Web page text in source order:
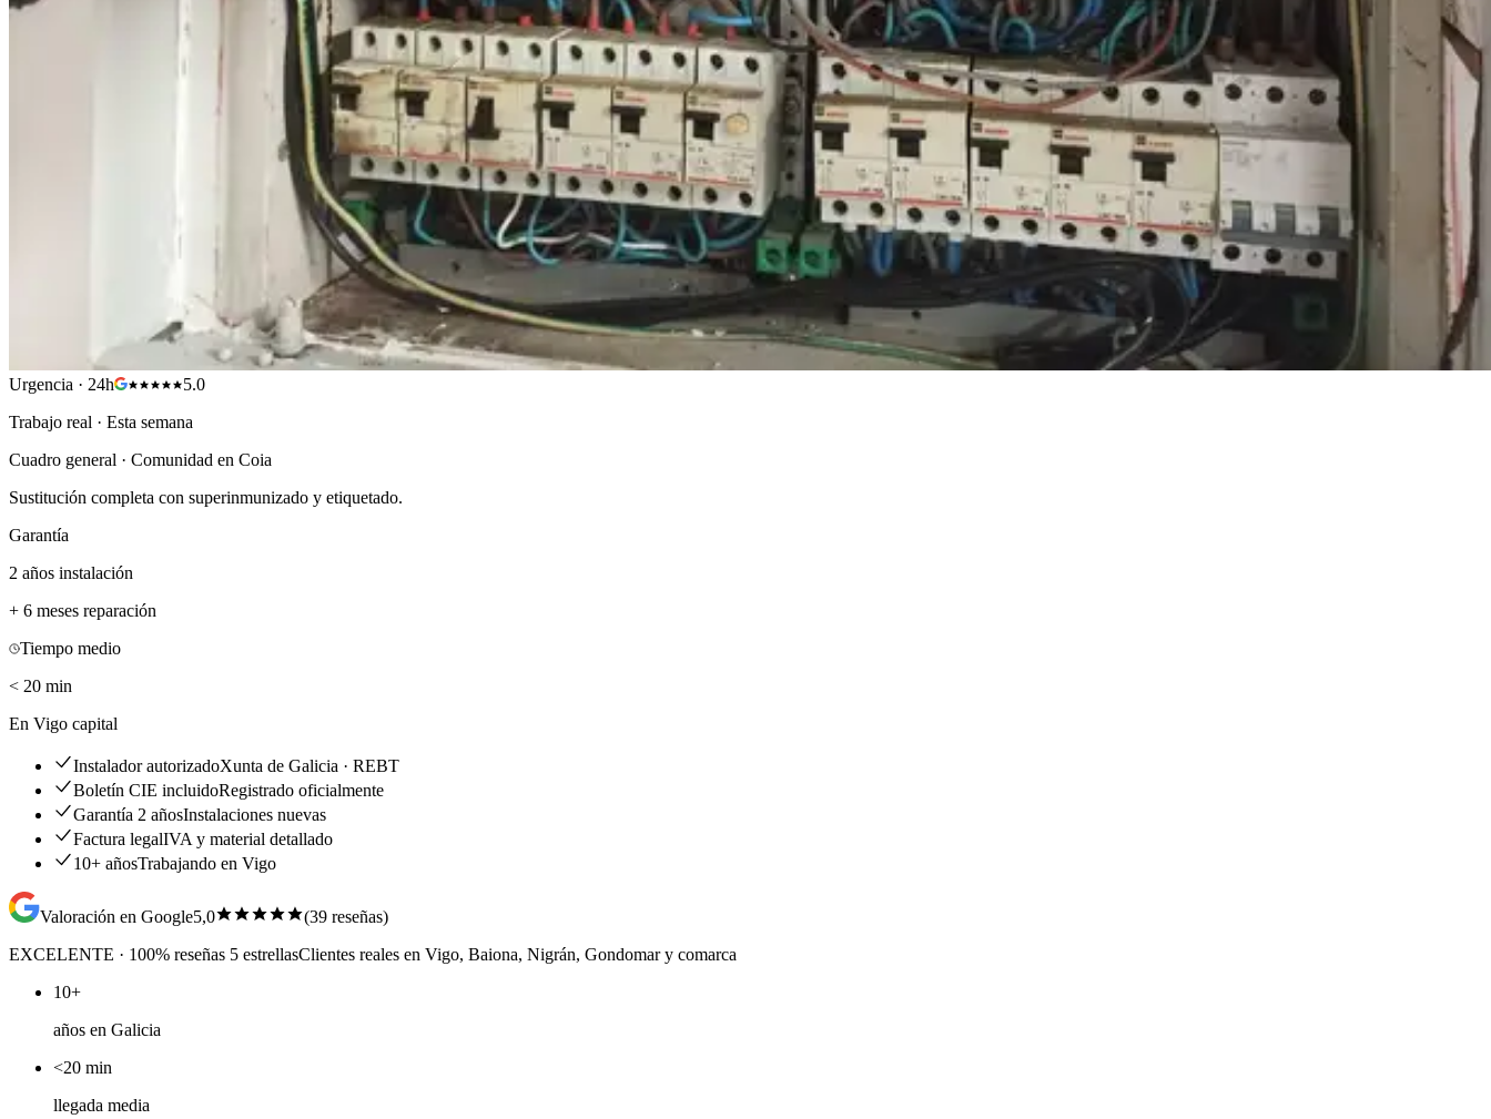
Urgencia · 24h
5.0
Trabajo real · Esta semana
Cuadro general · Comunidad en Coia
Sustitución completa con superinmunizado y etiquetado.
Garantía
2 años instalación
+ 6 meses reparación
Tiempo medio
< 20 min
En Vigo capital
Instalador autorizadoXunta de Galicia · REBT
Boletín CIE incluidoRegistrado oficialmente
Garantía 2 añosInstalaciones nuevas
Factura legalIVA y material detallado
10+ añosTrabajando en Vigo
Valoración en Google5,0 (39 reseñas)
EXCELENTE · 100% reseñas 5 estrellasClientes reales en Vigo, Baiona, Nigrán, Gondomar y comarca
10+
años en Galicia
<20 min
llegada media